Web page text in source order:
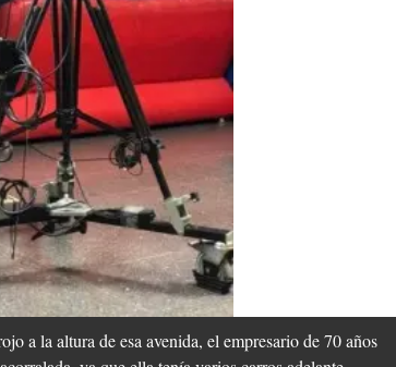
a la altura de esa avenida, el empresario de 70 años